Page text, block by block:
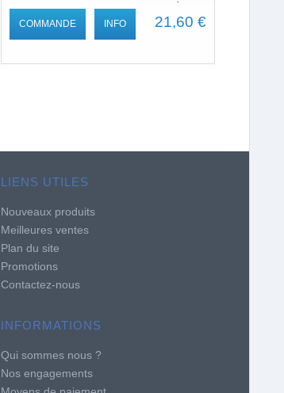
belles petites LED RVB, sur deux rangées de
8, qui sont idéales comme VU-mètre, et 6
boutons pour contrôler votre son.
21,60 €
COMMANDE INFO
LIENS UTILES
Nouveaux produits
Meilleures ventes
Plan du site
Promotions
Contactez-nous
INFORMATIONS
Qui sommes nous ?
Nos engagements